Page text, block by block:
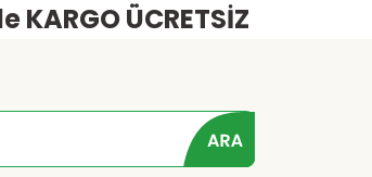
ÜCRETSİZ